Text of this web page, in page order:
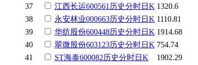
37
江西长运600561 历史分时日K 1320.6
38
永安林业000663历史分时日K 1110.81
39
华纺股份600448历史分时日K 1914.68
40
翠微股份603123历史分时日K 754.74
41
ST海泰600082历史分时日K 1902.29